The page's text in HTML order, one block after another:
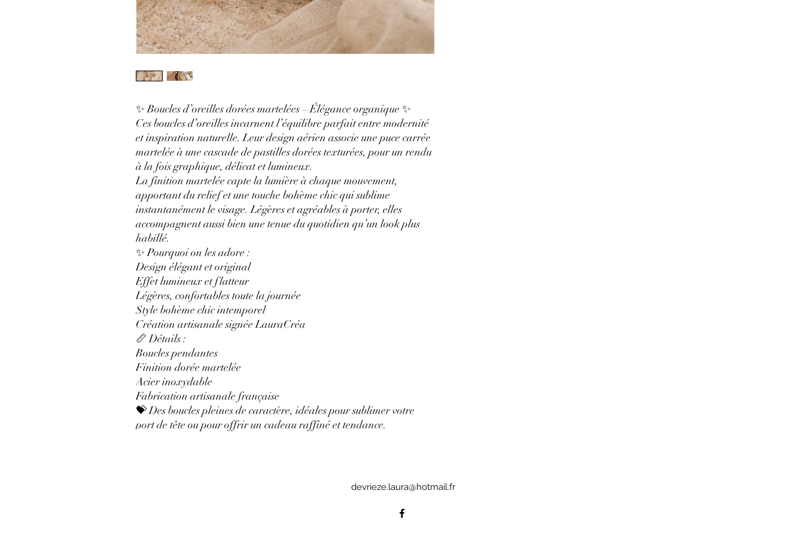
✨ Boucles d’oreilles dorées martelées – Élégance organique ✨
Ces boucles d’oreilles incarnent l’équilibre parfait entre modernité
et inspiration naturelle. Leur design aérien associe une puce carrée
martelée à une cascade de pastilles dorées texturées, pour un rendu
à la fois graphique, délicat et lumineux.
La finition martelée capte la lumière à chaque mouvement,
apportant du relief et une touche bohème chic qui sublime
instantanément le visage. Légères et agréables à porter, elles
accompagnent aussi bien une tenue du quotidien qu’un look plus
habillé.
✨ Pourquoi on les adore :
Design élégant et original
Effet lumineux et flatteur
Légères, confortables toute la journée
Style bohème chic intemporel
Création artisanale signée LauraCréa
📏 Détails :
Boucles pendantes
Finition dorée martelée
Acier inoxydable
Fabrication artisanale française
💝 Des boucles pleines de caractère, idéales pour sublimer votre
port de tête ou pour offrir un cadeau raffiné et tendance.
devrieze.laura@hotmail.fr